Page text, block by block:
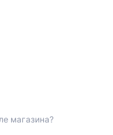
магазина?